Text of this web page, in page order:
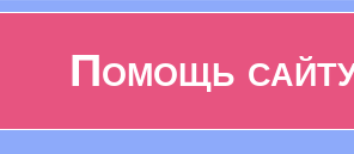
Помощь